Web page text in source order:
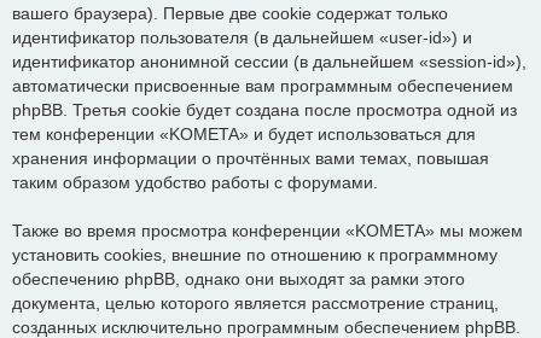
вашего браузера). Первые две cookie содержат только
идентификатор пользователя (в дальнейшем «user-id») и
идентификатор анонимной сессии (в дальнейшем «session-id»),
автоматически присвоенные вам программным обеспечением
phpBB. Третья cookie будет создана после просмотра одной из
тем конференции «KOMETA» и будет использоваться для
хранения информации о прочтённых вами темах, повышая
таким образом удобство работы с форумами.
Также во время просмотра конференции «KOMETA» мы можем
установить cookies, внешние по отношению к программному
обеспечению phpBB, однако они выходят за рамки этого
документа, целью которого является рассмотрение страниц,
созданных исключительно программным обеспечением phpBB.